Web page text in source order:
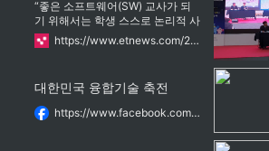
에서는 2012년부
다시 팀원을 모집해 볼까 합니다."
(강민수 메이커)22일 인천 청라 로
봇타워에서 열린 제1회 인천 서구
청소년 메이커스 페스티벌에서 강
이번 축제에 앙부일구, 휴대용 앙부
일구, 기리고차, 측우기와 거중기
등을 가지고 나왔다. 이 작품들
“좋은 소프트웨어(SW) 교사가 되
기 위해서는 학생 스스로 논리적 사
고력을 기르도록 해야 합니다.”(김
병석 인천옥련초 교사) “학생과 공
니다...
https://www.etnews.com/20191124000029
대한민국 융합기술 축전
https://www.facebook.com/watch/live/?ref=watch_permalink&v=848835108830094